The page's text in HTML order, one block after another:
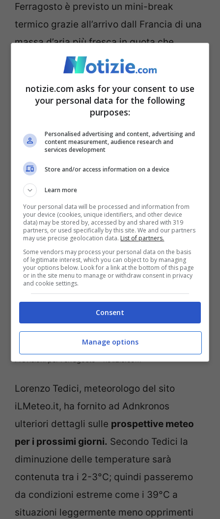
Ferragosto è previsto un mini-break
termico grazie all’arrivo dall Francia di una
massa d’aria più fresca in quota che
riuscirà a mitigare parzialmente gli effetti
dell’ondata di calore. Questa variazione
porterà ad un aumento dell’instabilità
atmosferica con conseguente diminuzione
della canicola. Tuttavia, questo sollievo
sarà molto breve e caratterizzato da isolati
rovesci e un lieve abbassamento delle
temperature massime che potrebbero
attestarsi intorno ai 34°C durante il
weekend.
Previsioni per Ferragosto – notizie.com
Lorenzo Tedici, meteorologo del sito
iLMeteo.it, ha fornito ad Adnkronos
ulteriori dettagli sulle prospettive meteo
per i prossimi giorni. Secondo Tedici la
diminuzione delle temperature sarà
contenuta tra i 2-3°C; quindi passeremo
da condizioni estreme come i 39°C a
situazioni leggermente meno opprimenti
notizie.com asks for your consent to use
your personal data for the following
purposes:
Personalised advertising and content, advertising and
content measurement, audience research and
services development
Store and/or access information on a device
Learn more
Your personal data will be processed and information from
your device (cookies, unique identifiers, and other device
data) may be stored by, accessed by and shared with 319
partners, or used specifically by this site. We and our partners
may use precise geolocation data. List of partners.
Some vendors may process your personal data on the basis
of legitimate interest, which you can object to by managing
your options below. Look for a link at the bottom of this page
or in the site menu to manage or withdraw consent in privacy
and cookie settings.
Consent
Manage options